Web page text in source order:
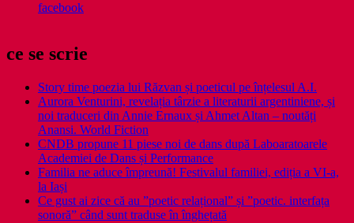
facebook
ce se scrie
Story time poezia lui Răzvan și poeticul pe înțelesul A.I.
Aurora Venturini, revelația târzie a literaturii argentiniene, și
noi traduceri din Annie Ernaux și Ahmet Altan – noutăți
Anansi. World Fiction
CNDB propune 11 piese noi de dans după Laboaratoarele
Academiei de Dans și Performance
Familia ne aduce împreună! Festivalul familiei, ediția a VI-a,
la Iași
Ce gust ai zice că au ”poetic relațional” și ”poetic. interfața
sonoră” când sunt traduse în înghețată